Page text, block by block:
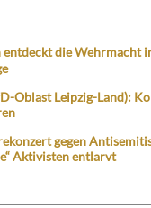
entdeckt die Wehrmacht
Oblast Leipzig-Land):
gegen
Aktivisten entlarvt